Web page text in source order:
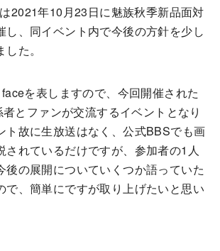
2021年10月23日に魅族秋季新品面対
し、同イベント内で今後の方針を少し
た。
を表しますので、今回開催された
とファンが交流するイベントとなり
ト故に生放送はなく、公式BBSでも画
されているだけですが、参加者の1人
後の展開についていくつか語っていた
で、簡単にですが取り上げたいと思い